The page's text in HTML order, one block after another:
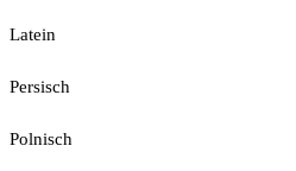
Latein
Persisch
Polnisch